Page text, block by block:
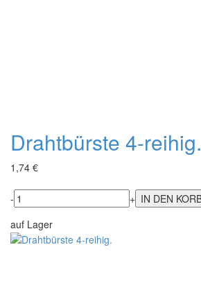
Drahtbürste 4-reihig.
1,74 €
-
+
auf Lager